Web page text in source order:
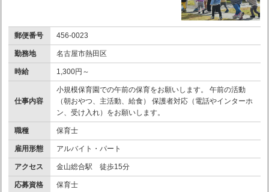
郵便番号 456-0023
勤務地 名古屋市熱田区
時給 1,300円～
仕事内容
小規模保育園での午前の保育をお願いします。 午前の活動
（朝おやつ、主活動、給食） 保護者対応（電話やインターホ
ン、受け入れ）をお願いします。
職種 保育士
雇用形態 アルバイト・パート
アクセス 金山総合駅 徒歩15分
応募資格
保育士